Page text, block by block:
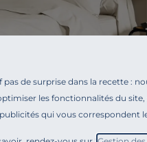
pas de surprise dans la recette :
les fonctionnalités du
qui vous correspondent
CAMIF